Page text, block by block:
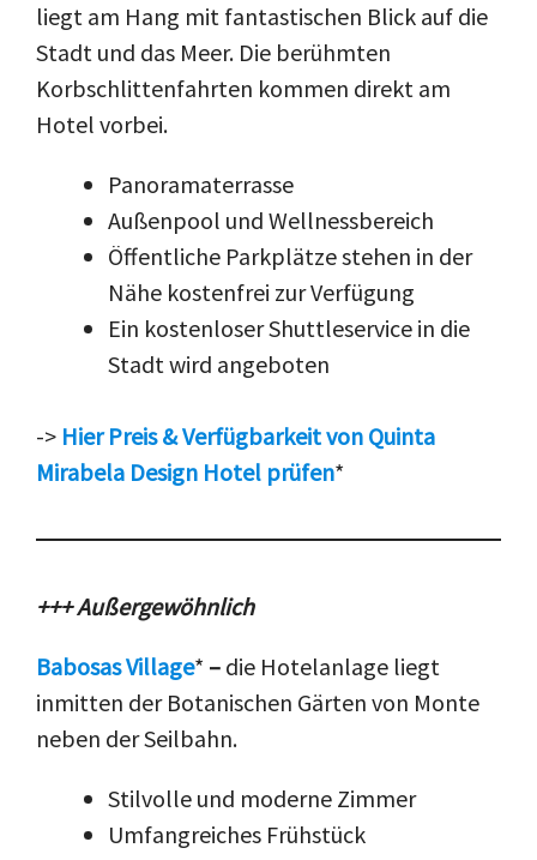
liegt am Hang mit fantastischen Blick auf die
Stadt und das Meer. Die berühmten
Korbschlittenfahrten kommen direkt am
Hotel vorbei.
Panoramaterrasse
Außenpool und Wellnessbereich
Öffentliche Parkplätze stehen in der
Nähe kostenfrei zur Verfügung
Ein kostenloser Shuttleservice in die
Stadt wird angeboten
-> Hier Preis & Verfügbarkeit von Quinta
Mirabela Design Hotel prüfen*
+++ Außergewöhnlich
Babosas Village* – die Hotelanlage liegt
inmitten der Botanischen Gärten von Monte
neben der Seilbahn.
Stilvolle und moderne Zimmer
Umfangreiches Frühstück